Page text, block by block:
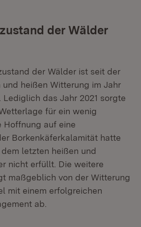
der Wälder
der Wälder ist seit der
heißen Witterung im Jahr
Lediglich das Jahr 2021 sorgte
für ein wenig
Hoffnung auf eine
Borkenkäferkalamität hatte
letzten heißen und
nicht erfüllt. Die weitere
maßgeblich von der Witterung
mit einem erfolgreichen
ab.